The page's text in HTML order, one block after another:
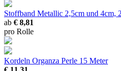
Stoffband Metallic 2,5cm und 4cm,
ab € 8,81
pro Rolle
Kordeln Organza Perle 15 Meter